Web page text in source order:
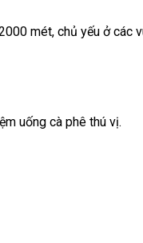
mét, chủ yếu ở các
uống cà phê thú vị.